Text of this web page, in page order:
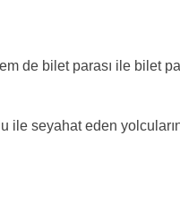
de bilet parası ile bilet
seyahat eden